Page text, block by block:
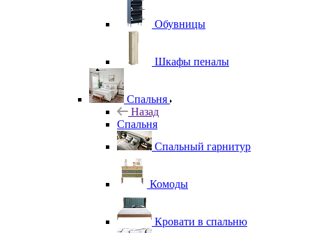
Обувницы
Шкафы пеналы
Спальня
Назад
Спальня
Спальный гарнитур
Комоды
Кровати в спальню